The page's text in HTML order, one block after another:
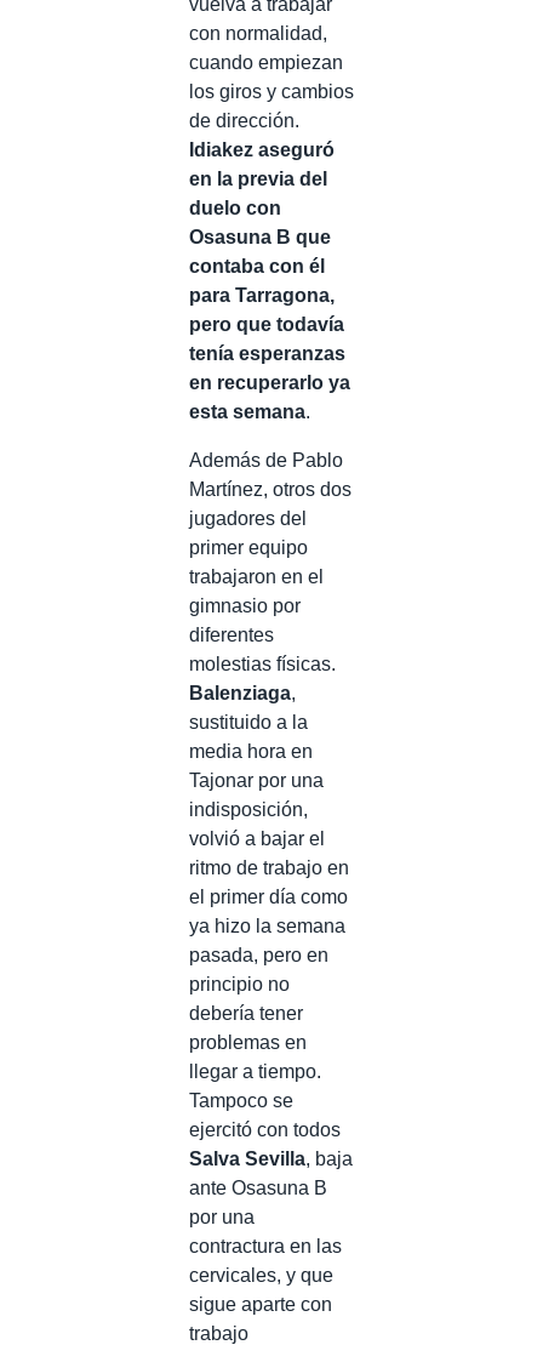
vuelva a trabajar
con normalidad,
cuando empiezan
los giros y cambios
de dirección.
Idiakez aseguró
en la previa del
duelo con
Osasuna B que
contaba con él
para Tarragona,
pero que todavía
tenía esperanzas
en recuperarlo ya
esta semana.
Además de Pablo
Martínez, otros dos
jugadores del
primer equipo
trabajaron en el
gimnasio por
diferentes
molestias físicas.
Balenziaga,
sustituido a la
media hora en
Tajonar por una
indisposición,
volvió a bajar el
ritmo de trabajo en
el primer día como
ya hizo la semana
pasada, pero en
principio no
debería tener
problemas en
llegar a tiempo.
Tampoco se
ejercitó con todos
Salva Sevilla, baja
ante Osasuna B
por una
contractura en las
cervicales, y que
sigue aparte con
trabajo